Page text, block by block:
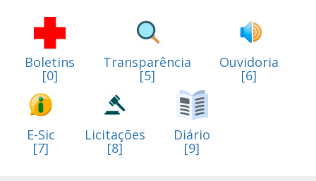
Boletins
[0]
Transparência
[5]
Ouvidoria
[6]
E-Sic
[7]
Licitações
[8]
Diário
[9]